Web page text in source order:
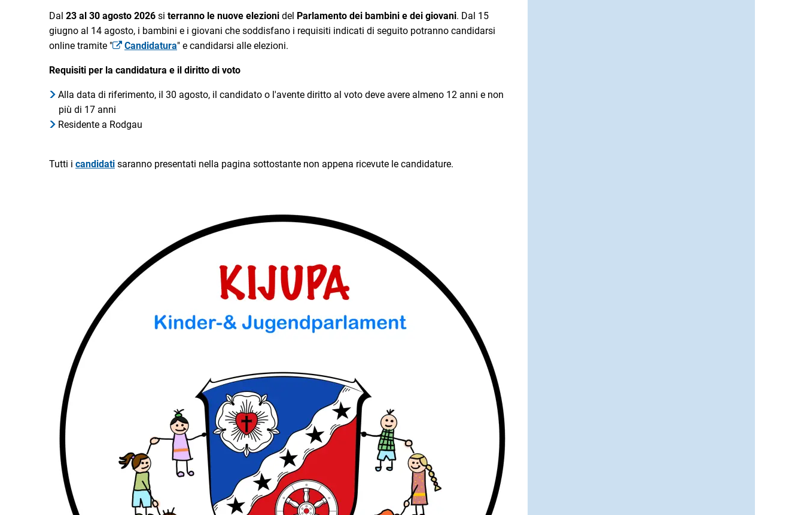
Dal 23 al 30 agosto 2026 si terranno le nuove elezioni del Parlamento dei bambini e dei giovani. Dal 15
giugno al 14 agosto, i bambini e i giovani che soddisfano i requisiti indicati di seguito potranno candidarsi
online tramite "
Candidatura" e candidarsi alle elezioni.
Requisiti per la candidatura e il diritto di voto
Alla data di riferimento, il 30 agosto, il candidato o l'avente diritto al voto deve avere almeno 12 anni e non
più di 17 anni
Residente a Rodgau
Tutti i candidati saranno presentati nella pagina sottostante non appena ricevute le candidature.